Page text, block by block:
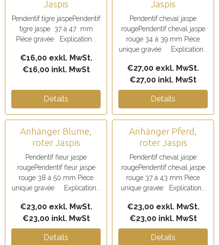
Jaspis
Pendentif tigre jaspePendentif
tigre jaspe 37 à 47 mm
Pièce gravée Explication...
€16,00 exkl. MwSt.
€16,00 inkl. MwSt
Details
Jaspis
Pendentif cheval jaspe
rougePendentif cheval jaspe
rouge 34 à 39 mm Pièce
unique gravée Explication...
€27,00 exkl. MwSt.
€27,00 inkl. MwSt
Details
Anhänger Blume,
roter Jaspis
Pendentif fleur jaspe
rougePendentif fleur jaspe
rouge 38 à 50 mm Pièce
unique gravée Explication...
€23,00 exkl. MwSt.
€23,00 inkl. MwSt
Details
Anhänger Pferd,
roter Jaspis
Pendentif cheval jaspe
rougePendentif cheval jaspe
rouge 37 à 43 mm Pièce
unique gravée Explication...
€23,00 exkl. MwSt.
€23,00 inkl. MwSt
Details